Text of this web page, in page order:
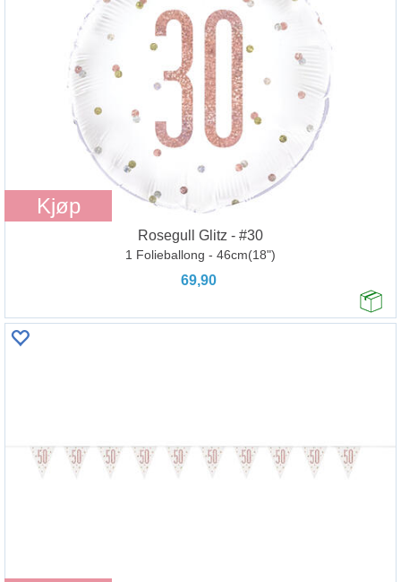
Kjøp
Rosegull Glitz - #30
1 Folieballong - 46cm(18")
69,90